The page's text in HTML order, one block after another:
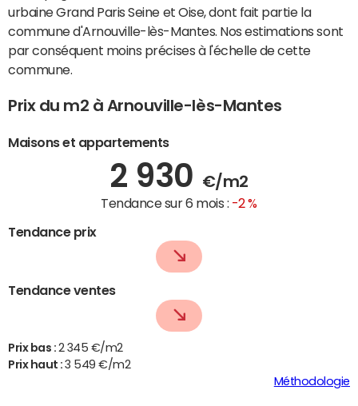
urbaine Grand Paris Seine et Oise, dont fait partie la
commune d'Arnouville-lès-Mantes. Nos estimations sont
par conséquent moins précises à l'échelle de cette
commune.
Prix du m2 à Arnouville-lès-Mantes
Maisons et appartements
2 930 €/m2
Tendance sur 6 mois : -2 %
Tendance prix
Tendance ventes
Prix bas : 2 345 €/m2
Prix haut :3 549 €/m2
Méthodologie